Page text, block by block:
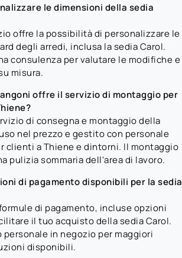
le dimensioni della sedia
offre la possibilità di personalizzare le
degli arredi, inclusa la sedia Carol.
consulenza per valutare le modifiche e
misura.
offre il servizio di montaggio per
di consegna e montaggio della
nel prezzo e gestito con personale
clienti a Thiene e dintorni. Il montaggio
pulizia sommaria dell'area di lavoro.
di pagamento disponibili per la sedia
di pagamento, incluse opzioni
il tuo acquisto della sedia Carol.
in negozio per maggiori
disponibili.